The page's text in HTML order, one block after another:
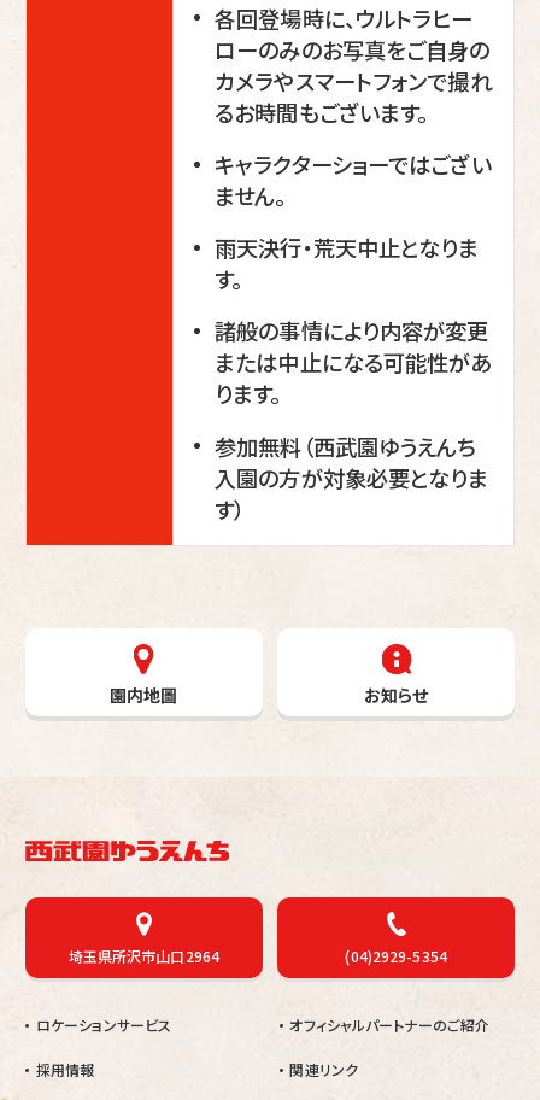
各回登場時に、ウルトラヒー
ローのみのお写真をご自身の
カメラやスマートフォンで撮れ
るお時間もございます。
キャラクターショーではござい
ません。
雨天決行・荒天中止となりま
す。
諸般の事情により内容が変更
または中止になる可能性があ
ります。
参加無料（西武園ゆうえんち
入園の方が対象必要となりま
す）
園内地圖 お知らせ
埼玉県所沢市山口2964 (04)2929-5354
ロケーションサービス
採用情報
オフィシャルパートナーのご紹介
関連リンク